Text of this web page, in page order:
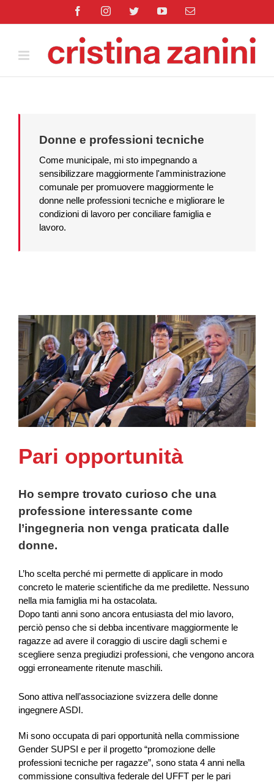
FacebookInstagramTwitterYouTubeEmail
Donne e professioni tecniche
Come municipale, mi sto impegnando a
sensibilizzare maggiormente l'amministrazione
comunale per promuovere maggiormente le
donne nelle professioni tecniche e migliorare le
condizioni di lavoro per conciliare famiglia e
lavoro.
Pari opportunità
Ho sempre trovato curioso che una
professione interessante come
l’ingegneria non venga praticata dalle
donne.
L’ho scelta perché mi permette di applicare in modo
concreto le materie scientifiche da me predilette. Nessuno
nella mia famiglia mi ha ostacolata.
Dopo tanti anni sono ancora entusiasta del mio lavoro,
perciò penso che si debba incentivare maggiormente le
ragazze ad avere il coraggio di uscire dagli schemi e
scegliere senza pregiudizi professioni, che vengono ancora
oggi erroneamente ritenute maschili.
Sono attiva nell’associazione svizzera delle donne
ingegnere ASDI.
Mi sono occupata di pari opportunità nella commissione
Gender SUPSI e per il progetto “promozione delle
professioni tecniche per ragazze”, sono stata 4 anni nella
commissione consultiva federale del UFFT per le pari